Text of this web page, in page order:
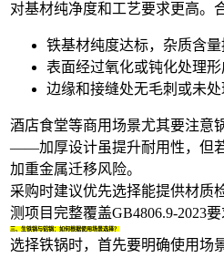
对基材纯净度和工艺要求更高。
铁基材纯度达标，杂质含
表面经过氧化或钝化处理
边缘和接缝处无毛刺或未
酒店食堂等商用场景尤其要注意
——加厚设计虽提升耐用性，但
加重金属迁移风险。
采购时建议优先选择能提供材质
测项目完整覆盖GB4806.9-2023要
三、生铁锅与铝锅：如何根据使用场景选择？
选择铁锅时，首先要明确使用场